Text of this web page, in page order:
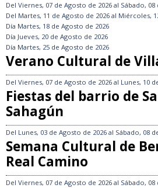
Del Viernes, 07 de Agosto de 2026 al Sábado, 08
Del Martes, 11 de Agosto de 2026 al Miércoles,
Día Martes, 18 de Agosto de 2026
Día Jueves, 20 de Agosto de 2026
Día Martes, 25 de Agosto de 2026
Verano Cultural de
Del Viernes, 07 de Agosto de 2026 al Lunes, 10
Fiestas del barrio de
Sahagún
Del Lunes, 03 de Agosto de 2026 al Sábado, 08
Semana Cultural de
Real Camino
Del Viernes, 07 de Agosto de 2026 al Sábado, 08